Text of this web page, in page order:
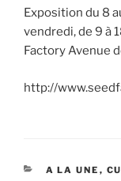
Exposition du 8
vendredi, de 9 à
Factory Avenue
http://
CATÉGORIES
A LA UNE ,